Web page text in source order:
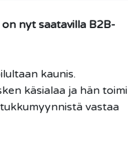
nyt saatavilla B2B-
kaunis.
käsialaa ja hän toimi
vastaa